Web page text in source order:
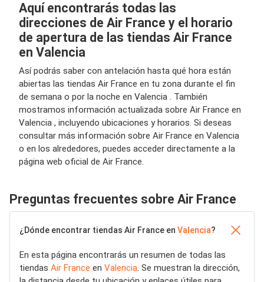
Aquí encontrarás todas las
direcciones de Air France y el horario
de apertura de las tiendas Air France
en Valencia
Así podrás saber con antelación hasta qué hora están
abiertas las tiendas Air France en tu zona durante el fin
de semana o por la noche en Valencia . También
mostramos información actualizada sobre Air France en
Valencia , incluyendo ubicaciones y horarios. Si deseas
consultar más información sobre Air France en Valencia
o en los alrededores, puedes acceder directamente a la
página web oficial de Air France.
Preguntas frecuentes sobre Air France
¿Dónde encontrar tiendas Air France en Valencia?
En esta página encontrarás un resumen de todas las
tiendas Air France en Valencia. Se muestran la dirección,